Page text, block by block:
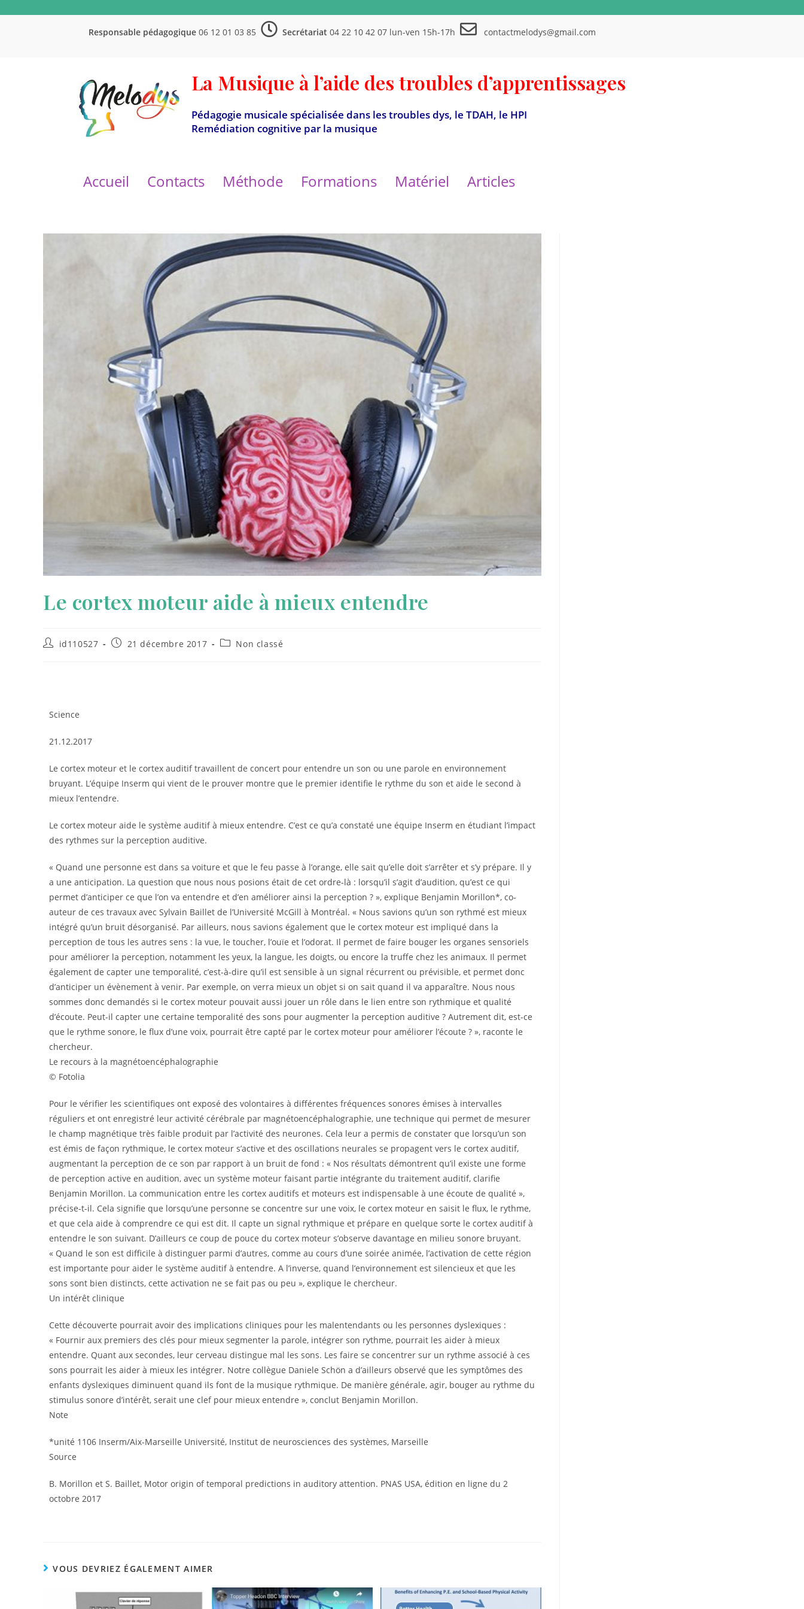
Responsable pédagogique 06 12 01 03 85 Secrétariat 04 22 10 42 07 lun-ven 15h-17h contactmelodys@gmail.com
La Musique à l’aide des troubles d’apprentissages
Pédagogie musicale spécialisée dans les troubles dys, le TDAH, le HPI
Remédiation cognitive par la musique
Accueil Contacts Méthode Formations Matériel Articles
Le cortex moteur aide à mieux entendre
id110527 21 décembre 2017 Non classé
Science
21.12.2017
Le cortex moteur et le cortex auditif travaillent de concert pour entendre un son ou une parole en environnement
bruyant. L’équipe Inserm qui vient de le prouver montre que le premier identifie le rythme du son et aide le second à
mieux l’entendre.
Le cortex moteur aide le système auditif à mieux entendre. C’est ce qu’a constaté une équipe Inserm en étudiant l’impact
des rythmes sur la perception auditive.
« Quand une personne est dans sa voiture et que le feu passe à l’orange, elle sait qu’elle doit s’arrêter et s’y prépare. Il y
a une anticipation. La question que nous nous posions était de cet ordre-là : lorsqu’il s’agit d’audition, qu’est ce qui
permet d’anticiper ce que l’on va entendre et d’en améliorer ainsi la perception ? », explique Benjamin Morillon*, co-
auteur de ces travaux avec Sylvain Baillet de l’Université McGill à Montréal. « Nous savions qu’un son rythmé est mieux
intégré qu’un bruit désorganisé. Par ailleurs, nous savions également que le cortex moteur est impliqué dans la
perception de tous les autres sens : la vue, le toucher, l’ouïe et l’odorat. Il permet de faire bouger les organes sensoriels
pour améliorer la perception, notamment les yeux, la langue, les doigts, ou encore la truffe chez les animaux. Il permet
également de capter une temporalité, c’est-à-dire qu’il est sensible à un signal récurrent ou prévisible, et permet donc
d’anticiper un évènement à venir. Par exemple, on verra mieux un objet si on sait quand il va apparaître. Nous nous
sommes donc demandés si le cortex moteur pouvait aussi jouer un rôle dans le lien entre son rythmique et qualité
d’écoute. Peut-il capter une certaine temporalité des sons pour augmenter la perception auditive ? Autrement dit, est-ce
que le rythme sonore, le flux d’une voix, pourrait être capté par le cortex moteur pour améliorer l’écoute ? », raconte le
chercheur.
Le recours à la magnétoencéphalographie
© Fotolia
Pour le vérifier les scientifiques ont exposé des volontaires à différentes fréquences sonores émises à intervalles
réguliers et ont enregistré leur activité cérébrale par magnétoencéphalographie, une technique qui permet de mesurer
le champ magnétique très faible produit par l’activité des neurones. Cela leur a permis de constater que lorsqu’un son
est émis de façon rythmique, le cortex moteur s’active et des oscillations neurales se propagent vers le cortex auditif,
augmentant la perception de ce son par rapport à un bruit de fond : « Nos résultats démontrent qu’il existe une forme
de perception active en audition, avec un système moteur faisant partie intégrante du traitement auditif, clarifie
Benjamin Morillon. La communication entre les cortex auditifs et moteurs est indispensable à une écoute de qualité »,
précise-t-il. Cela signifie que lorsqu’une personne se concentre sur une voix, le cortex moteur en saisit le flux, le rythme,
et que cela aide à comprendre ce qui est dit. Il capte un signal rythmique et prépare en quelque sorte le cortex auditif à
entendre le son suivant. D’ailleurs ce coup de pouce du cortex moteur s’observe davantage en milieu sonore bruyant.
« Quand le son est difficile à distinguer parmi d’autres, comme au cours d’une soirée animée, l’activation de cette région
est importante pour aider le système auditif à entendre. A l’inverse, quand l’environnement est silencieux et que les
sons sont bien distincts, cette activation ne se fait pas ou peu », explique le chercheur.
Un intérêt clinique
Cette découverte pourrait avoir des implications cliniques pour les malentendants ou les personnes dyslexiques :
« Fournir aux premiers des clés pour mieux segmenter la parole, intégrer son rythme, pourrait les aider à mieux
entendre. Quant aux secondes, leur cerveau distingue mal les sons. Les faire se concentrer sur un rythme associé à ces
sons pourrait les aider à mieux les intégrer. Notre collègue Daniele Schön a d’ailleurs observé que les symptômes des
enfants dyslexiques diminuent quand ils font de la musique rythmique. De manière générale, agir, bouger au rythme du
stimulus sonore d’intérêt, serait une clef pour mieux entendre », conclut Benjamin Morillon.
Note
*unité 1106 Inserm/Aix-Marseille Université, Institut de neurosciences des systèmes, Marseille
Source
B. Morillon et S. Baillet, Motor origin of temporal predictions in auditory attention. PNAS USA, édition en ligne du 2
octobre 2017
VOUS DEVRIEZ ÉGALEMENT AIMER